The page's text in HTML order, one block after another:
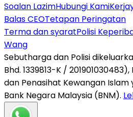
Soalan LazimHubungi Kami
Balas CEOTetapan Peringatan
Terma dan syaratPolisi
Wang
Sebutharga dan Polisi
Bhd. 1339813-K /
dan Penasihat Kewangan Islam
Bank Negara Malaysia (BNM).